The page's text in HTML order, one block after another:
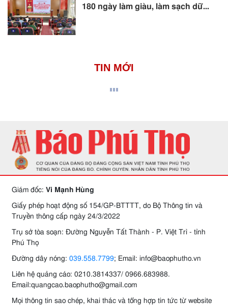
180 ngày làm giàu, làm sạch dữ...
TIN MỚI
Giám đốc: Vi Mạnh Hùng
Giấy phép hoạt động số 154/GP-BTTTT, do Bộ Thông tin và
Truyền thông cấp ngày 24/3/2022
Trụ sở tòa soạn: Đường Nguyễn Tất Thành - P. Việt Trì - tỉnh
Phú Thọ
Đường dây nóng: 039.558.7799; Email: info@baophutho.vn
Liên hệ quảng cáo: 0210.3814337/ 0966.683988.
Email:quangcao.baophutho@gmail.com
Mọi thông tin sao chép, khai thác và tổng hợp tin tức từ website